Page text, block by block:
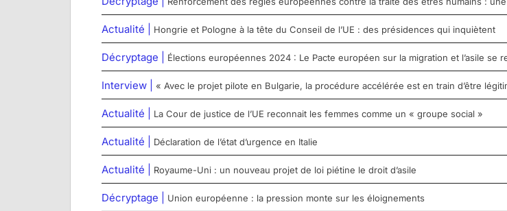
Actualité | Hongrie et Pologne à la tête du Conseil de l’UE : des présidences qui inquiètent
Décryptage | Élections européennes 2024 : Le Pacte européen sur la migration et l’asile se
Interview | « Avec le projet pilote en Bulgarie, la procédure accélérée est en train d’être
Actualité | La Cour de justice de l’UE reconnait les femmes comme un « groupe social »
Actualité | Déclaration de l’état d’urgence en Italie
Actualité | Royaume-Uni : un nouveau projet de loi piétine le droit d’asile
Décryptage | Union européenne : la pression monte sur les éloignements